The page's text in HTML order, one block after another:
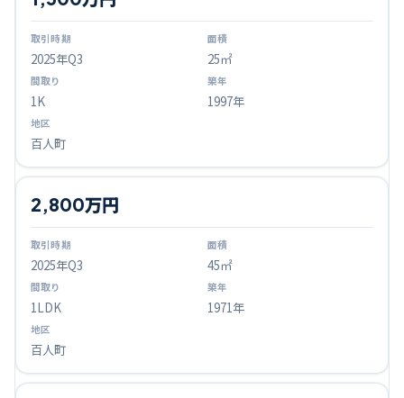
2025年Q3 25㎡
1K 1997年
百人町
2025年Q3
2,800万円
45㎡
1LDK 1971年
百人町